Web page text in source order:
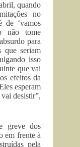
quando
no
‘vamos
não tome
para
que seriam
isso
que vai
efeitos da
esperam
desistir”,
greve dos
em frente à
pela